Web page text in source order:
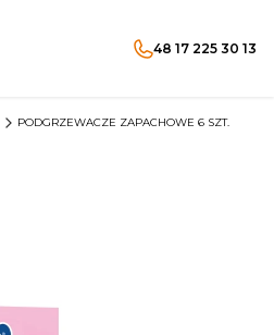
48 17 225 30 13
PODGRZEWACZE ZAPACHOWE 6 SZT.